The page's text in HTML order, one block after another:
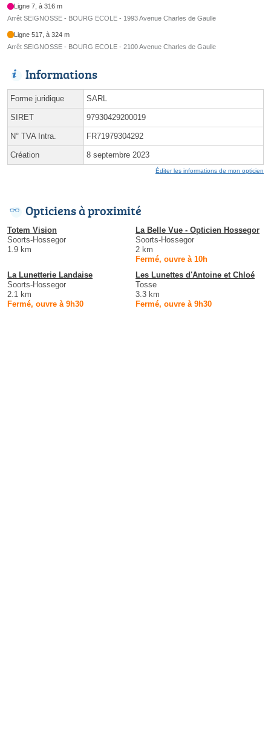
Ligne 7, à 316 m
Arrêt SEIGNOSSE - BOURG ECOLE - 1993 Avenue Charles de Gaulle
Ligne 517, à 324 m
Arrêt SEIGNOSSE - BOURG ECOLE - 2100 Avenue Charles de Gaulle
Informations
Forme juridique SARL
SIRET 97930429200019
N° TVA Intra. FR71979304292
Création 8 septembre 2023
Éditer les informations de mon opticien
Opticiens à proximité
Totem Vision
Soorts-Hossegor
1.9 km
La Belle Vue - Opticien Hossegor
Soorts-Hossegor
2 km
Fermé, ouvre à 10h
La Lunetterie Landaise
Soorts-Hossegor
2.1 km
Fermé, ouvre à 9h30
Les Lunettes d'Antoine et Chloé
Tosse
3.3 km
Fermé, ouvre à 9h30